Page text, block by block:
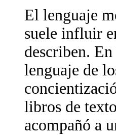
El lenguaje
suele influir
describen.
lenguaje de
libros de
acompañó a